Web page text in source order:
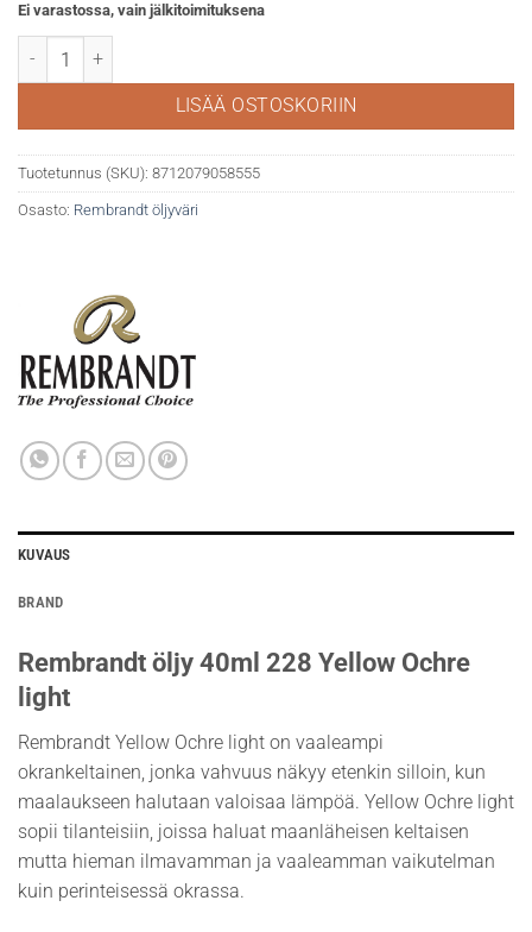
Ei varastossa, vain jälkitoimituksena
Rembrandt öljy 40ml 228 Yellow Ochre light määrä
LISÄÄ OSTOSKORIIN
Tuotetunnus (SKU): 8712079058555
Osasto: Rembrandt öljyväri
KUVAUS
BRAND
Rembrandt öljy 40ml 228 Yellow Ochre
light
Rembrandt Yellow Ochre light on vaaleampi
okrankeltainen, jonka vahvuus näkyy etenkin silloin, kun
maalaukseen halutaan valoisaa lämpöä. Yellow Ochre light
sopii tilanteisiin, joissa haluat maanläheisen keltaisen
mutta hieman ilmavamman ja vaaleamman vaikutelman
kuin perinteisessä okrassa.